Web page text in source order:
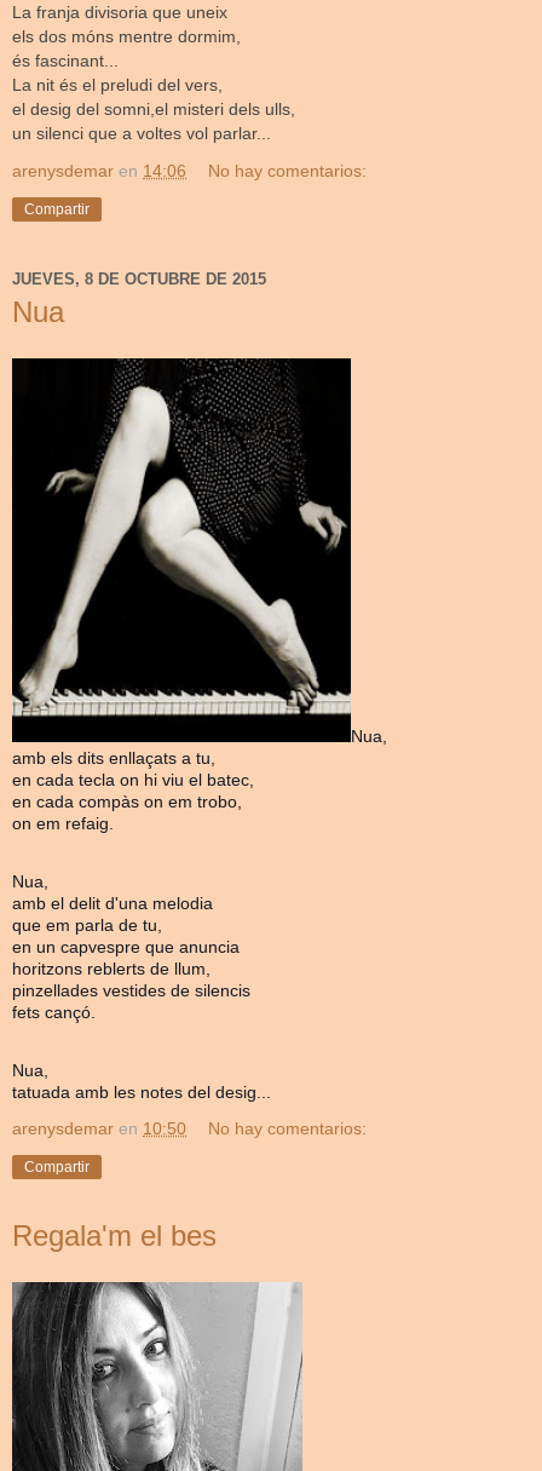
La franja divisoria que uneix
els dos móns mentre dormim,
és fascinant...
La nit és el preludi del vers,
el desig del somni,el misteri dels ulls,
un silenci que a voltes vol parlar...
arenysdemar en 14:06 No hay comentarios:
Compartir
JUEVES, 8 DE OCTUBRE DE 2015
Nua
Nua,
amb els dits enllaçats a tu,
en cada tecla on hi viu el batec,
en cada compàs on em trobo,
on em refaig.
Nua,
amb el delit d'una melodia
que em parla de tu,
en un capvespre que anuncia
horitzons reblerts de llum,
pinzellades vestides de silencis
fets cançó.
Nua,
tatuada amb les notes del desig...
arenysdemar en 10:50 No hay comentarios:
Compartir
Regala'm el bes